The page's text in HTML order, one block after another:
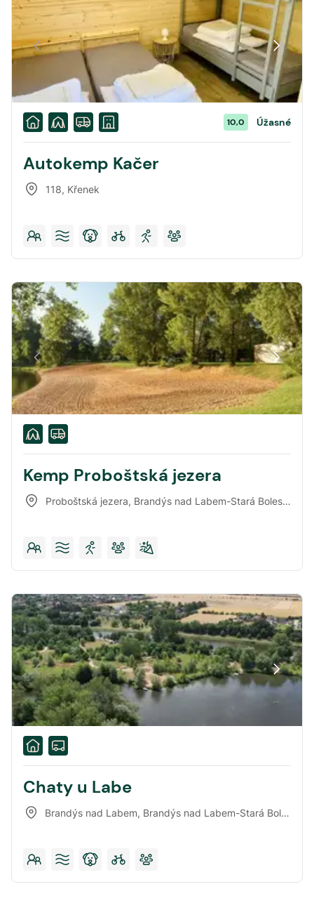
10,0 Úžasné
Autokemp Kačer
118, Křenek
Kemp Proboštská jezera
Proboštská jezera, Brandýs nad Labem-Stará Boleslav
Chaty u Labe
Brandýs nad Labem, Brandýs nad Labem-Stará Boleslav